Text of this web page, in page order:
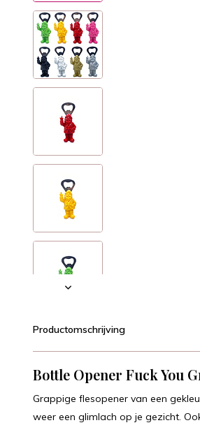
Productomschrijving
Bottle Opener Fuck You
Grappige flesopener van een
weer een glimlach op je gezicht.